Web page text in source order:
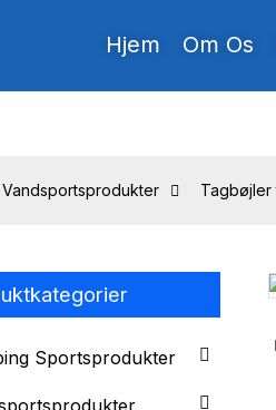
Hjem Om Os
Vandsportsprodukter Tagbøjler
Sportsprodukter
Loading...
Loading...